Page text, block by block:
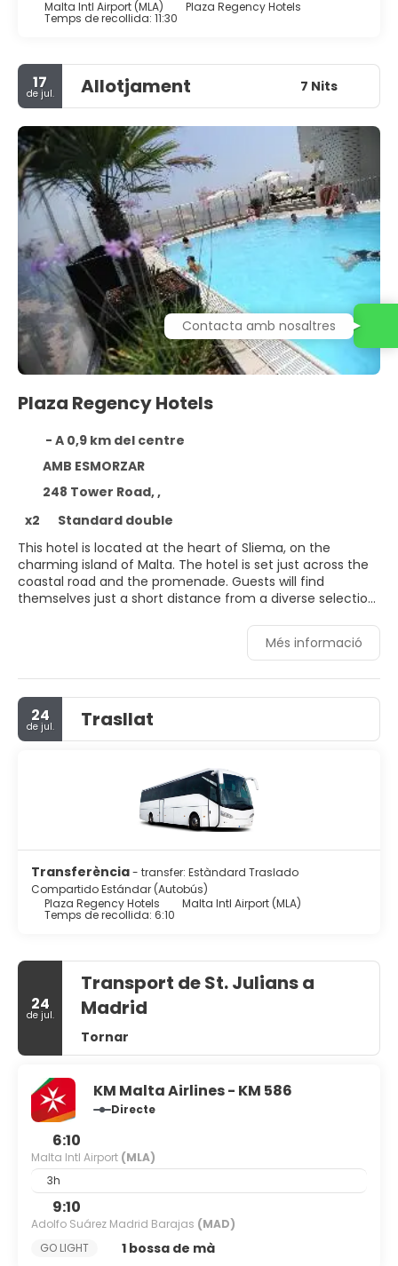
Malta Intl Airport (MLA)
Plaza Regency Hotels
Temps de recollida: 11:30
17
de jul. Allotjament 7 Nits
Plaza Regency Hotels
- A 0,9 km del centre
AMB ESMORZAR
248 Tower Road, ,
x2
Standard double
This hotel is located at the heart of Sliema, on the
charming island of Malta. The hotel is set just across the
coastal road and the promenade. Guests will find
themselves just a short distance from a diverse selection
This charming hotel offers guests a great base from
which to explore this wonderful island. Links to the public
transport network are to be found nearby. This charming
hotel welcomes guests with traditional hospitality and
excellent service. The guest rooms are beautifully
appointed, offering a peaceful setting in which to enjoy a
relaxing holiday. The hotel features a wide range of
Disclaimer notification: Amenities are subject to
availability and may be chargeable as per the hotel
Més informació
24
de jul. Trasllat
Transferència- transfer: Estàndard Traslado
Compartido Estándar (Autobús)
Plaza Regency Hotels
Malta Intl Airport (MLA)
Temps de recollida: 6:10
24
de jul.
Transport de St. Julians a
Madrid
Tornar
KM Malta Airlines - KM 586
Directe
6:10
Malta Intl Airport (MLA)
3h
9:10
Adolfo Suárez Madrid Barajas (MAD)
GO LIGHT
1 bossa de mà
Contacta amb nosaltres